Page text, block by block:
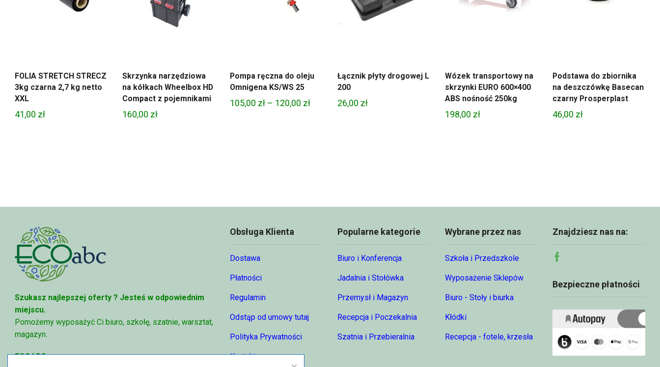
FOLIA STRETCH STRECZ
3kg czarna 2,7 kg netto
XXL
41,00 zł
Skrzynka narzędziowa
na kółkach Wheelbox HD
Compact z pojemnikami
160,00 zł
Pompa ręczna do oleju
Omnigena KS/WS 25
105,00 zł – 120,00 złZakres
Łącznik płyty drogowej L
200
26,00 zł
Wózek transportowy na
skrzynki EURO 600×400
ABS nośność 250kg
198,00 zł
Podstawa do zbiornika
na deszczówkę Basecan
czarny Prosperplast
46,00 zł
Szukasz najlepszej oferty ? Jesteś w odpowiednim
miejscu.
Pomożemy wyposażyć Ci biuro, szkołę, szatnie, warsztat,
magazyn.
ECOABC
Obsługa Klienta
Dostawa
Płatności
Regulamin
Odstąp od umowy tutaj
Polityka Prywatności
Kontakt
Popularne kategorie
Biuro i Konferencja
Jadalnia i Stołówka
Przemysł i Magazyn
Recepcja i Poczekalnia
Szatnia i Przebieralnia
Wybrane przez nas
Szkoła i Przedszkole
Wyposażenie Sklepów
Biuro - Stoły i biurka
Kłódki
Recepcja - fotele, krzesła
Znajdziesz nas na:
Facebook
Bezpieczne płatności